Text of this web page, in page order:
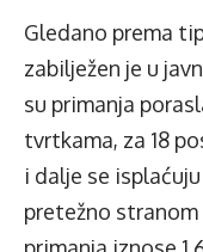
Gledano prema
zabilježen je u
su primanja
tvrtkama, za 18
i dalje se
pretežno